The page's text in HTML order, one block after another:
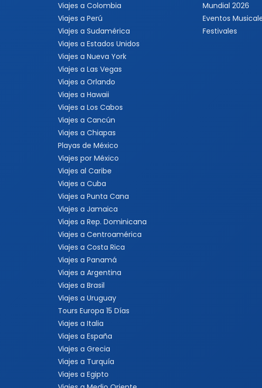
Viajes a Colombia
Viajes a Perú
Viajes a Sudamérica
Viajes a Estados Unidos
Viajes a Nueva York
Viajes a Las Vegas
Viajes a Orlando
Viajes a Hawaii
Viajes a Los Cabos
Viajes a Cancún
Viajes a Chiapas
Playas de México
Viajes por México
Viajes al Caribe
Viajes a Cuba
Viajes a Punta Cana
Viajes a Jamaica
Viajes a Rep. Dominicana
Viajes a Centroamérica
Viajes a Costa Rica
Viajes a Panamá
Viajes a Argentina
Viajes a Brasil
Viajes a Uruguay
Tours Europa 15 Días
Viajes a Italia
Viajes a España
Viajes a Grecia
Viajes a Turquía
Viajes a Egipto
Mundial 2026
Eventos
Festivales